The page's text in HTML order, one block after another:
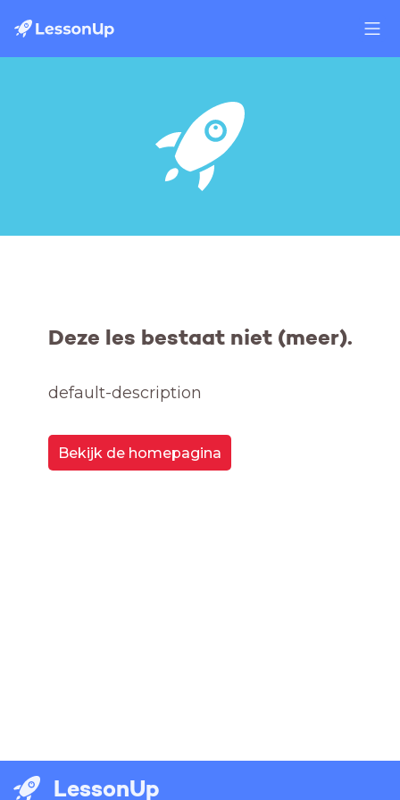
Deze les bestaat niet (meer).
default-description
Bekijk de homepagina
LessonUp